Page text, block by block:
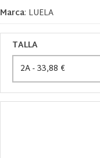
Marca: LUELA
TALLA